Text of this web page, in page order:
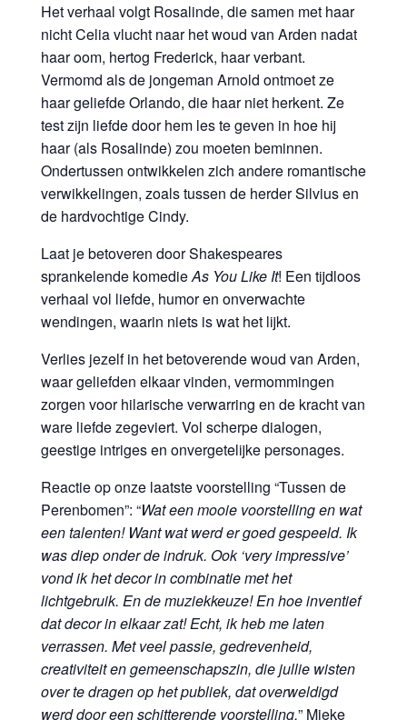
Het verhaal volgt Rosalinde, die samen met haar
nicht Celia vlucht naar het woud van Arden nadat
haar oom, hertog Frederick, haar verbant.
Vermomd als de jongeman Arnold ontmoet ze
haar geliefde Orlando, die haar niet herkent. Ze
test zijn liefde door hem les te geven in hoe hij
haar (als Rosalinde) zou moeten beminnen.
Ondertussen ontwikkelen zich andere romantische
verwikkelingen, zoals tussen de herder Silvius en
de hardvochtige Cindy.
Laat je betoveren door Shakespeares
sprankelende komedieAs You Like It! Een tijdloos
verhaal vol liefde, humor en onverwachte
wendingen, waarin niets is wat het lijkt.
Verlies jezelf in het betoverende woud van Arden,
waar geliefden elkaar vinden, vermommingen
zorgen voor hilarische verwarring en de kracht van
ware liefde zegeviert. Vol scherpe dialogen,
geestige intriges en onvergetelijke personages.
Reactie op onze laatste voorstelling “Tussen de
Perenbomen”: “Wat een mooie voorstelling en wat
een talenten! Want wat werd er goed gespeeld. Ik
was diep onder de indruk. Ook ‘very impressive’
vond ik het decor in combinatie met het
lichtgebruik. En de muziekkeuze! En hoe inventief
dat decor in elkaar zat! Echt, ik heb me laten
verrassen. Met veel passie, gedrevenheid,
creativiteit en gemeenschapszin, die jullie wisten
over te dragen op het publiek, dat overweldigd
werd door een schitterende voorstelling.” Mieke